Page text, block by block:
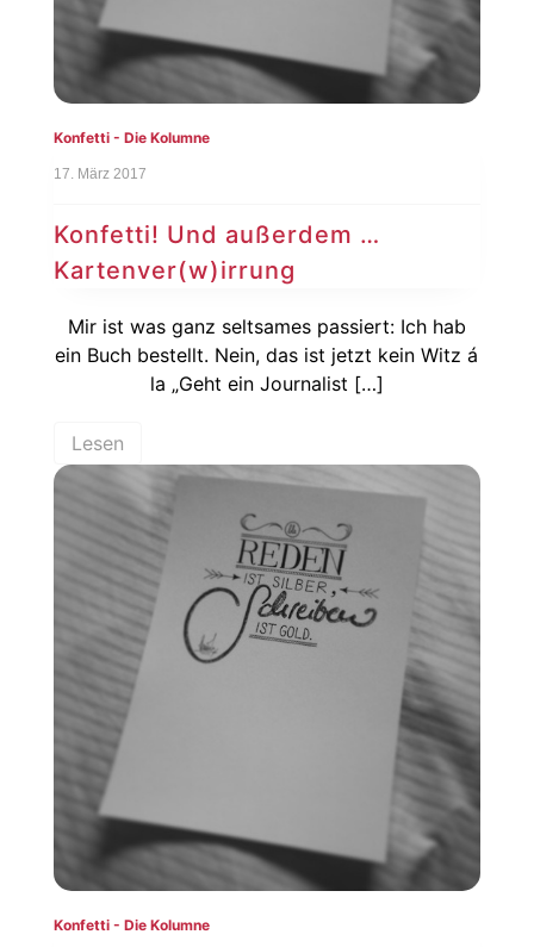
Konfetti - Die Kolumne
17. März 2017
Konfetti! Und außerdem …
Kartenver(w)irrung
Mir ist was ganz seltsames passiert: Ich hab
ein Buch bestellt. Nein, das ist jetzt kein Witz á
la „Geht ein Journalist […]
Lesen
Konfetti - Die Kolumne